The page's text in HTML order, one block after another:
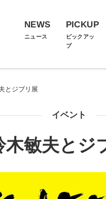
NEWS
ニュース
PICKUP
ピックアッ
プ
とジブリ展
イベント
木敏夫とジ